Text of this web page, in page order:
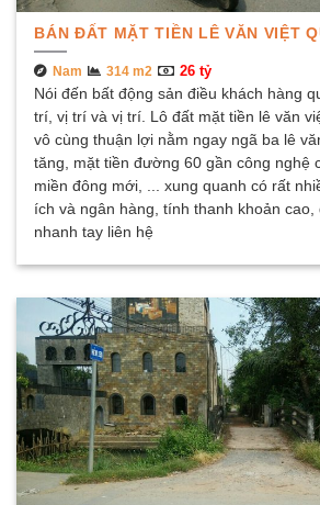
BÁN ĐẤT MẶT TIỀN LÊ VĂN VIỆT
Nam 314 m2
26 tỷ
Nói đến bất động sản điều khách hàng
trí, vị trí và vị trí. Lô đất mặt tiền lê văn
vô cùng thuận lợi nằm ngay ngã ba lê
tăng, mặt tiền đường 60 gần công nghệ
miền đông mới, ... xung quanh có rất
ích và ngân hàng, tính thanh khoản
nhanh tay liên hệ